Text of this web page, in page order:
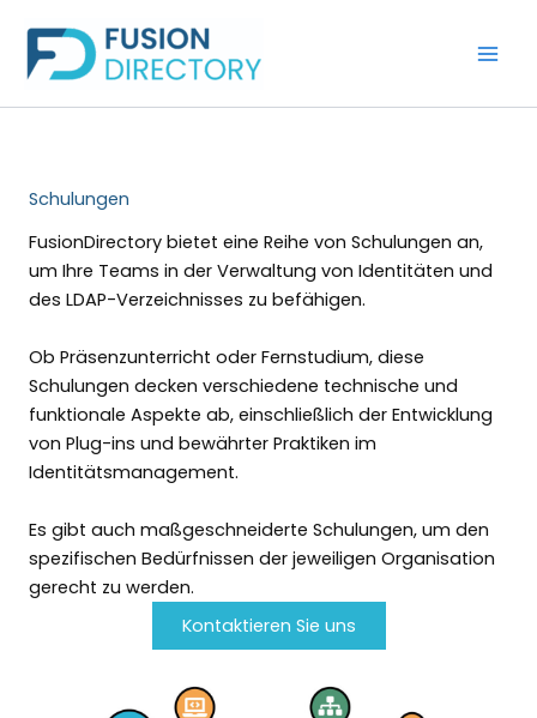
Inhalt
springen
Schulungen
FusionDirectory bietet eine Reihe von Schulungen an,
um Ihre Teams in der Verwaltung von Identitäten und
des LDAP-Verzeichnisses zu befähigen.
Ob Präsenzunterricht oder Fernstudium, diese
Schulungen decken verschiedene technische und
funktionale Aspekte ab, einschließlich der Entwicklung
von Plug-ins und bewährter Praktiken im
Identitätsmanagement.
Es gibt auch maßgeschneiderte Schulungen, um den
spezifischen Bedürfnissen der jeweiligen Organisation
gerecht zu werden.
Kontaktieren Sie uns